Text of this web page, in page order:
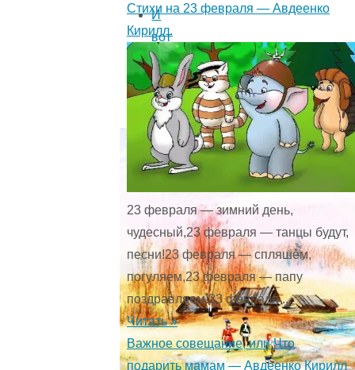
И
вот
шатер
свой
голубой
Стихи на 23 февраля — Авдеенко
Кирилл.
23 февраля — зимний день,
чудесный,23 февраля — танцы будут,
песни!23 февраля — спляшем,
погуляем,23 февраля — папу
поздравляем!23 февраля ...
Читать »
Важное совещание, или Что
подарить мамам — Авдеенко Кирилл